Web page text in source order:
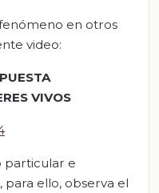
en otros
video:
VIVOS
particular e
ello, observa el